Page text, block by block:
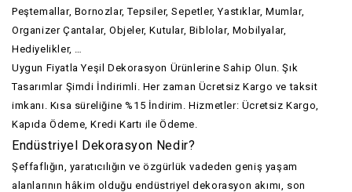
Peştemallar, Bornozlar, Tepsiler, Sepetler, Yastıklar, Mumlar,
Organizer Çantalar, Objeler, Kutular, Biblolar, Mobilyalar,
Hediyelikler, …
Uygun Fiyatla Yeşil Dekorasyon Ürünlerine Sahip Olun. Şık
Tasarımlar Şimdi İndirimli. Her zaman Ücretsiz Kargo ve taksit
imkanı. Kısa süreliğine %15 İndirim. Hizmetler: Ücretsiz Kargo,
Kapıda Ödeme, Kredi Kartı ile Ödeme.
Endüstriyel Dekorasyon Nedir?
Şeffaflığın, yaratıcılığın ve özgürlük vadeden geniş yaşam
alanlarının hâkim olduğu endüstriyel dekorasyon akımı, son